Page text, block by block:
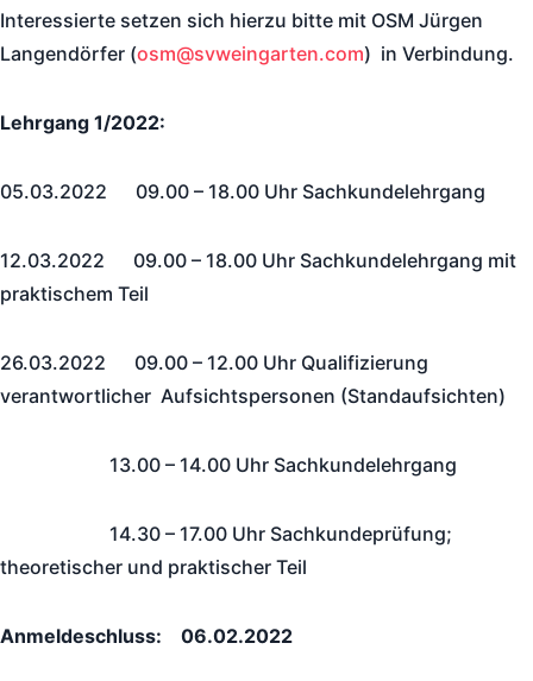
Interessierte setzen sich hierzu bitte mit OSM Jürgen
Langendörfer (osm@svweingarten.com) in Verbindung.
Lehrgang 1/2022:
05.03.2022 09.00 – 18.00 Uhr Sachkundelehrgang
12.03.2022 09.00 – 18.00 Uhr Sachkundelehrgang mit
praktischem Teil
26.03.2022 09.00 – 12.00 Uhr Qualifizierung
verantwortlicher Aufsichtspersonen (Standaufsichten)
13.00 – 14.00 Uhr Sachkundelehrgang
14.30 – 17.00 Uhr Sachkundeprüfung;
theoretischer und praktischer Teil
Anmeldeschluss: 06.02.2022